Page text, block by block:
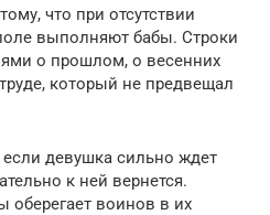
что при отсутствии
выполняют бабы. Строки
о прошлом, о весенних
который не предвещал
девушка сильно ждет
к ней вернется.
оберегает воинов в их